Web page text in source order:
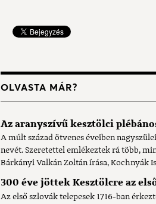
OLVASTA MÁR?
Az aranyszívű kesztölci
A múlt század ötvenes éveiben
nevét. Szeretettel emlékeztek rá több,
Bárkányi Valkán Zoltán írása, Kochnyák
300 éve jöttek Kesztölcre az
Az első szlovák telepesek 1716-ban